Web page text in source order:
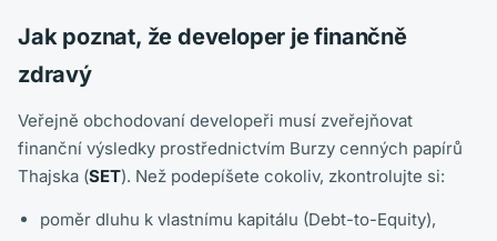
Jak poznat, že developer je finančně
zdravý
Veřejně obchodovaní developeři musí zveřejňovat
finanční výsledky prostřednictvím Burzy cenných papírů
Thajska (SET). Než podepíšete cokoliv, zkontrolujte si:
poměr dluhu k vlastnímu kapitálu (Debt-to-Equity),